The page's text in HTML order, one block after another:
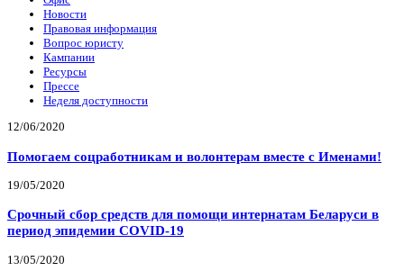
Новости
Правовая информация
Вопрос юристу
Кампании
Ресурсы
Прессе
Неделя доступности
12/06/2020
Помогаем соцработникам и волонтерам вместе с Именами!
19/05/2020
Срочный сбор средств для помощи интернатам Беларуси в
период эпидемии COVID-19
13/05/2020